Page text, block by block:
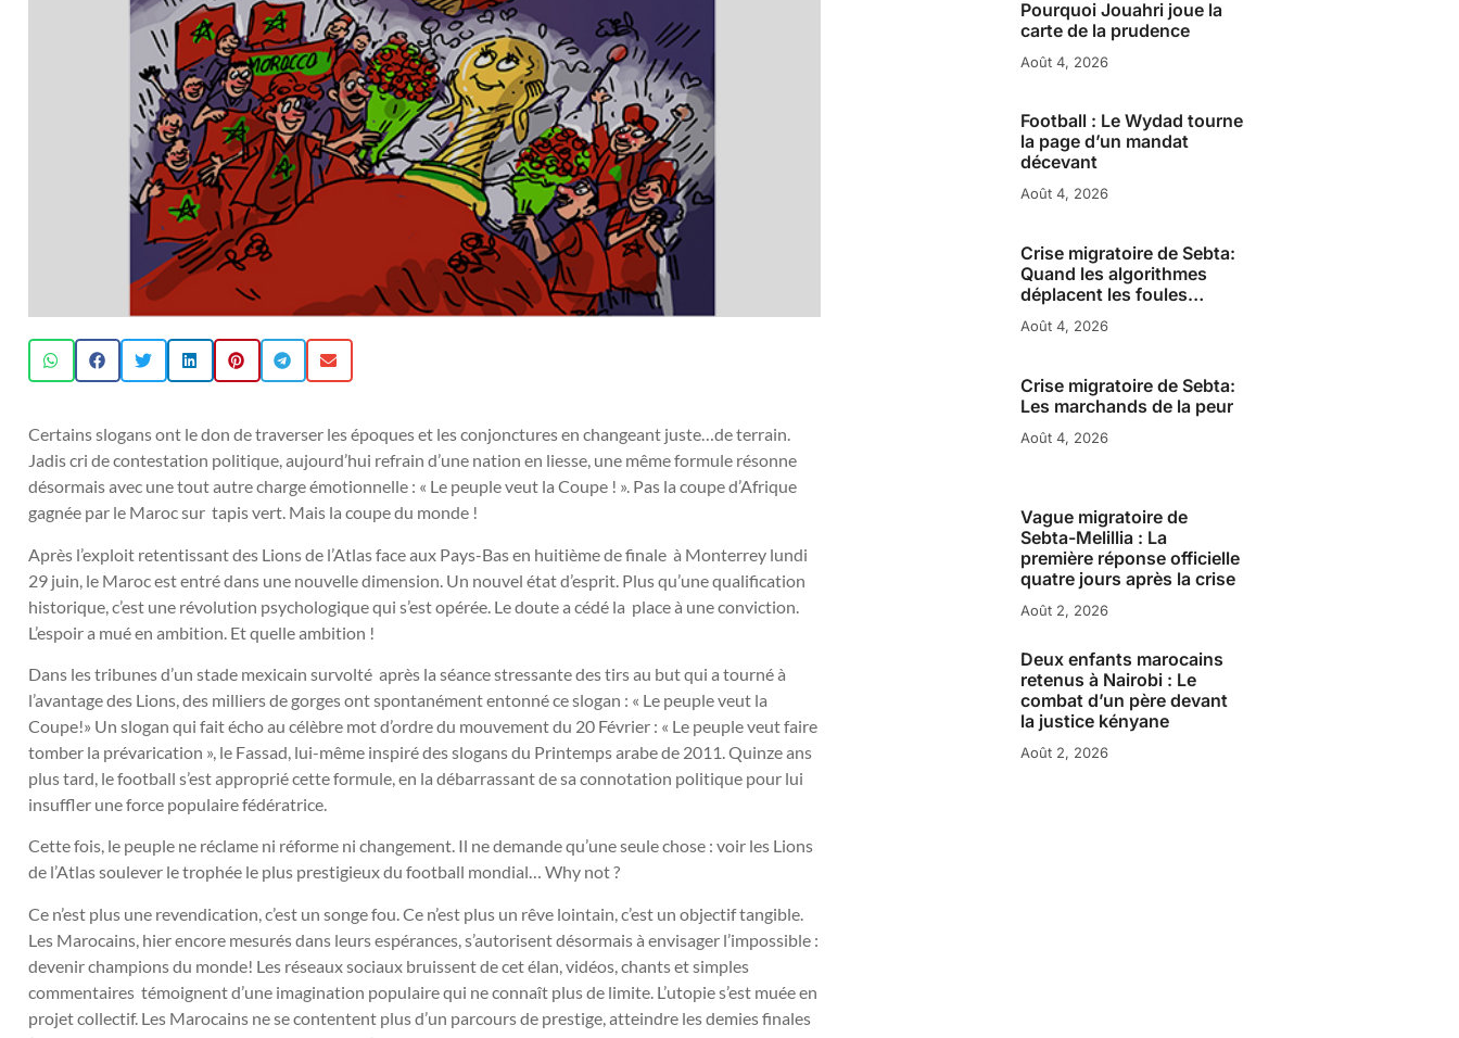
Certains slogans ont le don de traverser les époques et les conjonctures en changeant juste…de terrain.
Jadis cri de contestation politique, aujourd’hui refrain d’une nation en liesse, une même formule résonne
désormais avec une tout autre charge émotionnelle : « Le peuple veut la Coupe ! ». Pas la coupe d’Afrique
gagnée par le Maroc sur tapis vert. Mais la coupe du monde !
Après l’exploit retentissant des Lions de l’Atlas face aux Pays-Bas en huitième de finale à Monterrey lundi
29 juin, le Maroc est entré dans une nouvelle dimension. Un nouvel état d’esprit. Plus qu’une qualification
historique, c’est une révolution psychologique qui s’est opérée. Le doute a cédé la place à une conviction.
L’espoir a mué en ambition. Et quelle ambition !
Dans les tribunes d’un stade mexicain survolté après la séance stressante des tirs au but qui a tourné à
l’avantage des Lions, des milliers de gorges ont spontanément entonné ce slogan : « Le peuple veut la
Coupe!» Un slogan qui fait écho au célèbre mot d’ordre du mouvement du 20 Février : « Le peuple veut faire
tomber la prévarication », le Fassad, lui-même inspiré des slogans du Printemps arabe de 2011. Quinze ans
plus tard, le football s’est approprié cette formule, en la débarrassant de sa connotation politique pour lui
insuffler une force populaire fédératrice.
Cette fois, le peuple ne réclame ni réforme ni changement. Il ne demande qu’une seule chose : voir les Lions
de l’Atlas soulever le trophée le plus prestigieux du football mondial… Why not ?
Ce n’est plus une revendication, c’est un songe fou. Ce n’est plus un rêve lointain, c’est un objectif tangible.
Les Marocains, hier encore mesurés dans leurs espérances, s’autorisent désormais à envisager l’impossible :
devenir champions du monde! Les réseaux sociaux bruissent de cet élan, vidéos, chants et simples
commentaires témoignent d’une imagination populaire qui ne connaît plus de limite. L’utopie s’est muée en
projet collectif. Les Marocains ne se contentent plus d’un parcours de prestige, atteindre les demies finales
Pourquoi Jouahri joue la
carte de la prudence
Août 4, 2026
Football : Le Wydad tourne
la page d’un mandat
décevant
Août 4, 2026
Crise migratoire de Sebta:
Quand les algorithmes
déplacent les foules…
Août 4, 2026
Crise migratoire de Sebta:
Les marchands de la peur
Août 4, 2026
Vague migratoire de
Sebta-Melillia : La
première réponse officielle
quatre jours après la crise
Août 2, 2026
Deux enfants marocains
retenus à Nairobi : Le
combat d’un père devant
la justice kényane
Août 2, 2026